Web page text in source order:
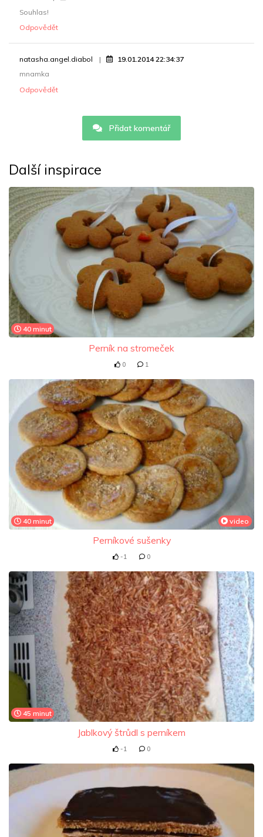
Souhlas!
Odpovědět
natasha.angel.diabol
19.01.2014 22:34:37
mnamka
Odpovědět
Přidat komentář
Další inspirace
40 minut
Perník na stromeček
0 1
40 minut video
Perníkové sušenky
-1 0
45 minut
Jablkový štrůdl s perníkem
-1 0